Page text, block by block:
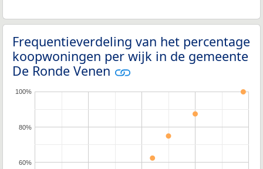
Frequentieverdeling van het percentage
koopwoningen per wijk in de gemeente
De Ronde Venen
60%
80%
100%